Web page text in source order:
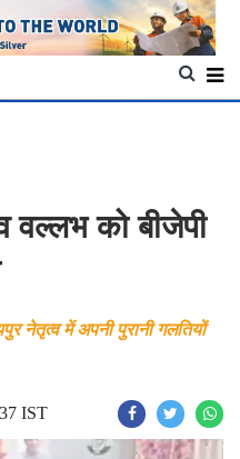
वल्लभ को बीजेपी
नेतृत्व में अपनी पुरानी गलतियों
IST